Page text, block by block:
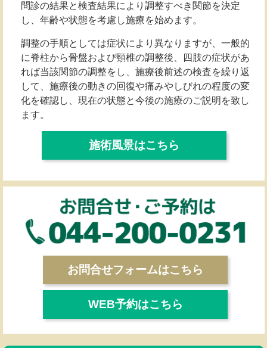
問診の結果と検査結果により調整すべき関節を決定
し、年齢や状態を考慮し施療を始めます。
調整の手順としては症状により異なりますが、一般的
に脊柱から骨盤および頸椎の調整後、四肢の症状があ
れば当該関節の調整をし、施療後前述の検査を繰り返
して、施療後の動きの回復や痛みやしびれの程度の変
化を確認し、現在の状態と今後の施療のご説明を致し
ます。
施術風景はこちら
お問合せフォームはこちら
WEB予約はこちら